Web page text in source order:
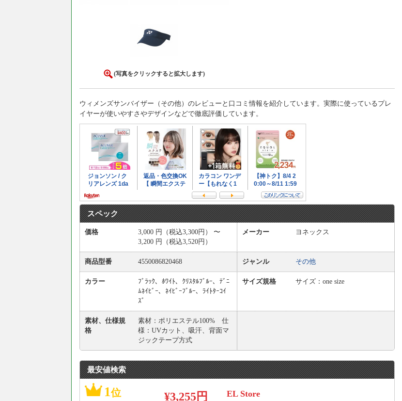
(写真をクリックすると拡大します)
ウィメンズサンバイザー（その他）のレビューと口コミ情報を紹介しています。実際に使っているプレ
イヤーが使いやすさやデザインなどで徹底評価しています。
スペック
価格 3,000 円
（税込3,300円） 〜
3,200 円 （税込3,520円）
メーカー ヨネックス
商品型番 4550086820468 ジャンル その他
カラー
ﾌﾞﾗｯｸ、ﾎﾜｲﾄ、ｸﾘｽﾀﾙﾌﾞﾙｰ、ﾃﾞﾆ
ﾑﾈｲﾋﾞｰ、ﾈｲﾋﾞｰﾌﾞﾙｰ、ﾗｲﾄﾀｰｺｲ
ｽﾞ
サイズ規格 サイズ：one size
素材、仕様規
格
素材：ポリエステル100% 仕
様：UVカット、吸汗、背面マ
ジックテープ方式
最安値検索
1位 ¥3,255円 EL Store